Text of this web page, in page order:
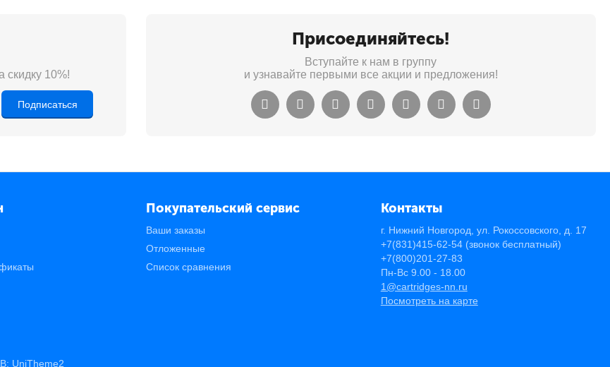
скидку 10%!
Подписаться
Присоединяйтесь!
Вступайте к нам в группу
и узнавайте первыми все акции и предложения!
Покупательский сервис
Ваши заказы
Отложенные
Список сравнения
Контакты
г. Нижний Новгород, ул. Рокоссовского, д. 17
+7(831)415-62-54(звонок бесплатный)
+7(800)201-27-83
Пн-Вс 9.00 - 18.00
1@cartridges-nn.ru
Посмотреть на карте
UniTheme2